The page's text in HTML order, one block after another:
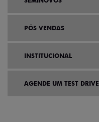
PÓS VENDAS
INSTITUCIONAL
AGENDE UM TEST DRIVE